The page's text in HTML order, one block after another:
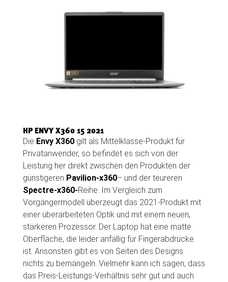
HP ENVY X360 15 2021
Die Envy X360gilt als Mittelklasse-Produkt für
Privatanwender, so befindet es sich von der
Leistung her direkt zwischen den Produkten der
günstigeren Pavilion-x360– und der teureren
Spectre-x360-Reihe. Im Vergleich zum
Vorgängermodell überzeugt das 2021-Produkt mit
einer überarbeiteten Optik und mit einem neuen,
stärkeren Prozessor. Der Laptop hat eine matte
Oberfläche, die leider anfällig für Fingerabdrücke
ist. Ansonsten gibt es von Seiten des Designs
nichts zu bemängeln. Vielmehr kann ich sagen, dass
das Preis-Leistungs-Verhältnis sehr gut und auch